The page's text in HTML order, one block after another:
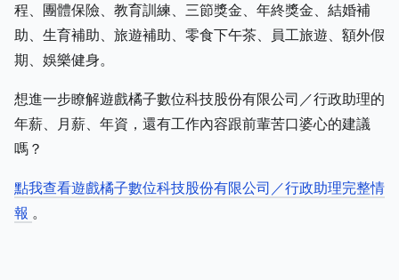
程、團體保險、教育訓練、三節獎金、年終獎金、結婚補
助、生育補助、旅遊補助、零食下午茶、員工旅遊、額外假
期、娛樂健身。
想進一步瞭解遊戲橘子數位科技股份有限公司／行政助理的
年薪、月薪、年資，還有工作內容跟前輩苦口婆心的建議
嗎？
點我查看遊戲橘子數位科技股份有限公司／行政助理完整情
報 。